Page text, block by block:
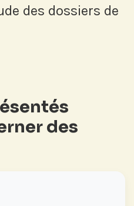
des dossiers de
des